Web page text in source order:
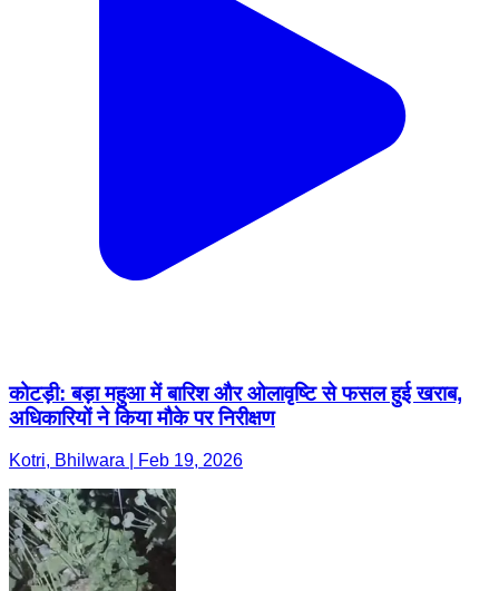
कोटड़ी: बड़ा महुआ में बारिश और ओलावृष्टि से फसल हुई खराब,
अधिकारियों ने किया मौके पर निरीक्षण
Kotri, Bhilwara | Feb 19, 2026